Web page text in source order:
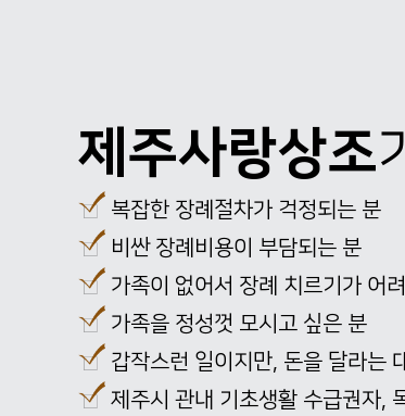
제주사랑상조
복잡한 장례절차가 걱정되는 분
비싼 장례비용이 부담되는 분
가족이 없어서 장례 치르기가 어
가족을 정성껏 모시고 싶은 분
갑작스런 일이지만, 돈을 달라는
제주시 관내 기초생활 수급권자,